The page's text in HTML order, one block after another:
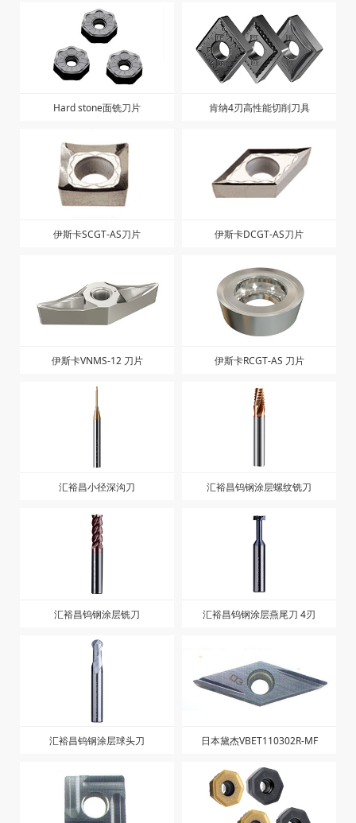
Hard stone面铣刀片 肯纳4刃高性能切削刀具
伊斯卡SCGT-AS刀片 伊斯卡DCGT-AS刀片
伊斯卡VNMS-12 刀片 伊斯卡RCGT-AS 刀片
汇裕昌小径深沟刀 汇裕昌钨钢涂层螺纹铣刀
汇裕昌钨钢涂层铣刀 汇裕昌钨钢涂层燕尾刀 4刃
汇裕昌钨钢涂层球头刀 日本黛杰VBET110302R-MF